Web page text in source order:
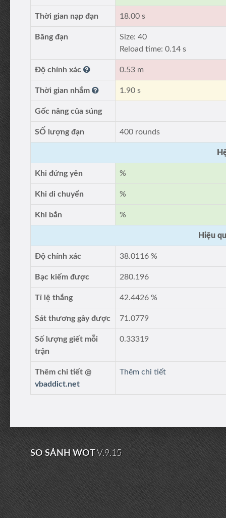
Thời gian nạp đạn 18.00 s
Băng đạn
Size: 40
Reload time: 0.14 s
Độ chính xác 0.53 m
Thời gian nhắm 1.90 s
Gốc nâng của súng
SỐ lượng đạn 400 rounds
Khi đứng yên %
Khi di chuyển %
Khi bắn %
Hiệu
Độ chính xác 38.0116 %
Bạc kiếm được 280.196
Tỉ lệ thắng 42.4426 %
Sát thương gây được 71.0779
Số lượng giết mỗi
trận
0.33319
Thêm chi tiết @
vbaddict.net
Thêm chi tiết
SO SÁNH WOTV.9.15